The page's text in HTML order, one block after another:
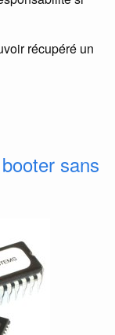
récupéré un
sans